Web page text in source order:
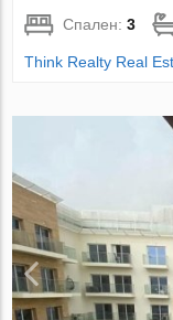
Спален:3
Think Realty Real